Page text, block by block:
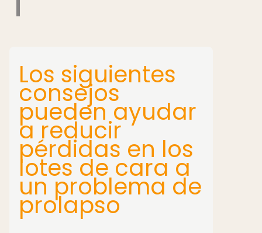
Los siguientes
consejos
pueden ayudar
a reducir
pérdidas en los
lotes de cara a
un problema de
prolapso